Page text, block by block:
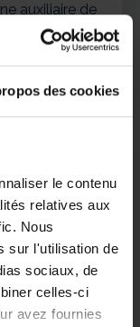
des cookies
le contenu
relatives aux
Nous
sur l'utilisation de
sociaux, de
celles-ci
avez fournies
auxiliaire de
Le Teich
Teich et son
vous
vos